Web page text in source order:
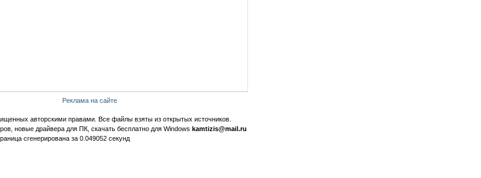
Реклама на сайте
авторскими правами. Все файлы взяты из открытых источников.
новые драйвера для ПК, скачать бесплатно для Windows kamtizis@mail.ru
сгенерирована за 0.049052 секунд